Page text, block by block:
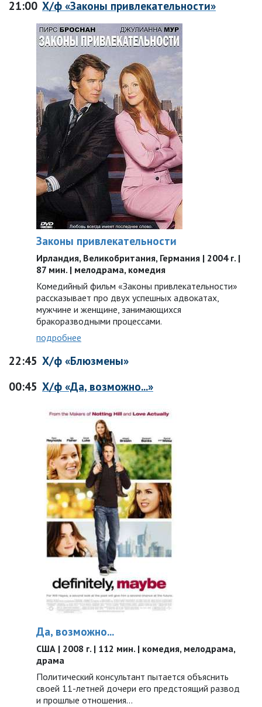
21:00 Х/ф «Законы привлекательности»
Законы привлекательности
Ирландия, Великобритания, Германия | 2004 г. |
87 мин. | мелодрама, комедия
Комедийный фильм «Законы привлекательности»
рассказывает про двух успешных адвокатах,
мужчине и женщине, занимающихся
бракоразводными процессами.
подробнее
22:45 Х/ф «Блюзмены»
00:45 Х/ф «Да, возможно...»
Да, возможно...
США | 2008 г. | 112 мин. | комедия, мелодрама,
драма
Политический консультант пытается объяснить
своей 11-летней дочери его предстоящий развод
и прошлые отношения…